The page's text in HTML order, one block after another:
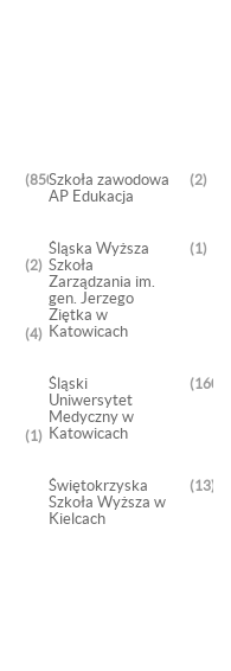
850
2
4
1
Szkoła zawodowa
AP Edukacja
2
Śląska Wyższa
Szkoła
Zarządzania im.
gen. Jerzego
Ziętka w
Katowicach
1
Śląski
Uniwersytet
Medyczny w
Katowicach
160
Świętokrzyska
Szkoła Wyższa w
Kielcach
13